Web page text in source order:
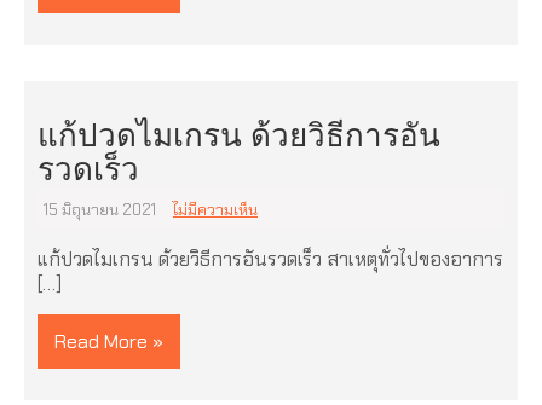
แก้ปวดไมเกรน ด้วยวิธีการอัน
รวดเร็ว
15 มิถุนายน 2021 ไม่มีความเห็น
แก้ปวดไมเกรน ด้วยวิธีการอันรวดเร็ว สาเหตุทั่วไปของอาการ
[…]
Read More »